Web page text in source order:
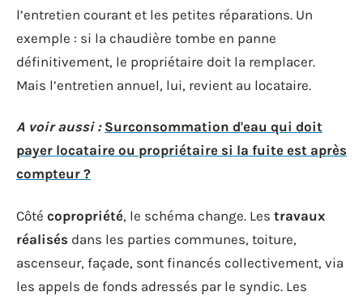
l’entretien courant et les petites réparations. Un
exemple : si la chaudière tombe en panne
définitivement, le propriétaire doit la remplacer.
Mais l’entretien annuel, lui, revient au locataire.
A voir aussi : Surconsommation d'eau qui doit
payer locataire ou propriétaire si la fuite est après
compteur ?
Côté copropriété, le schéma change. Les travaux
réalisés dans les parties communes, toiture,
ascenseur, façade, sont financés collectivement, via
les appels de fonds adressés par le syndic. Les